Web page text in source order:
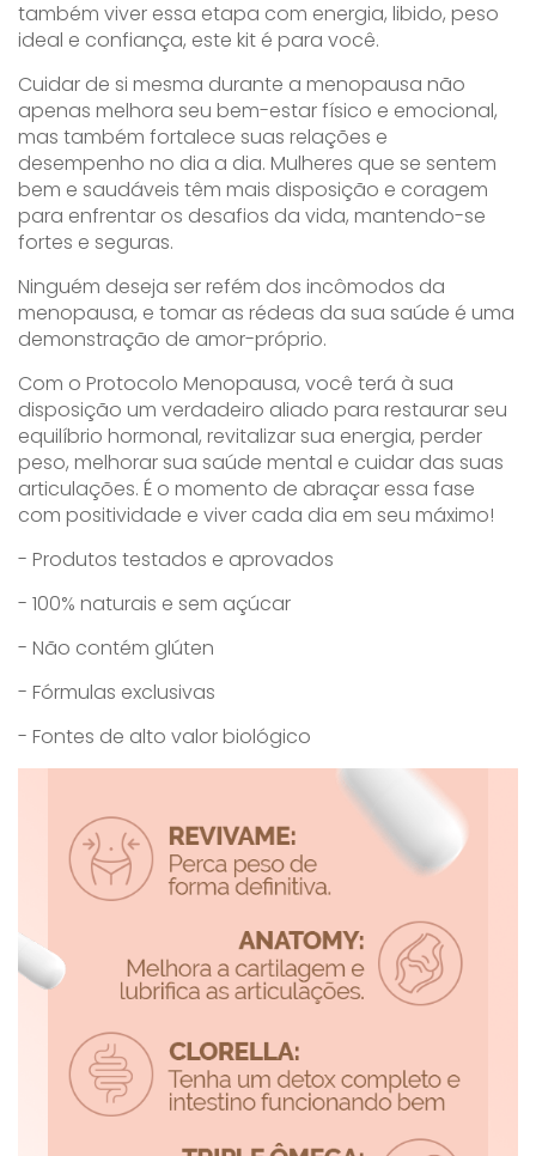
também viver essa etapa com energia, libido, peso
ideal e confiança, este kit é para você.
Cuidar de si mesma durante a menopausa não
apenas melhora seu bem-estar físico e emocional,
mas também fortalece suas relações e
desempenho no dia a dia. Mulheres que se sentem
bem e saudáveis têm mais disposição e coragem
para enfrentar os desafios da vida, mantendo-se
fortes e seguras.
Ninguém deseja ser refém dos incômodos da
menopausa, e tomar as rédeas da sua saúde é uma
demonstração de amor-próprio.
Com o Protocolo Menopausa, você terá à sua
disposição um verdadeiro aliado para restaurar seu
equilíbrio hormonal, revitalizar sua energia, perder
peso, melhorar sua saúde mental e cuidar das suas
articulações. É o momento de abraçar essa fase
com positividade e viver cada dia em seu máximo!
- Produtos testados e aprovados
- 100% naturais e sem açúcar
- Não contém glúten
- Fórmulas exclusivas
- Fontes de alto valor biológico